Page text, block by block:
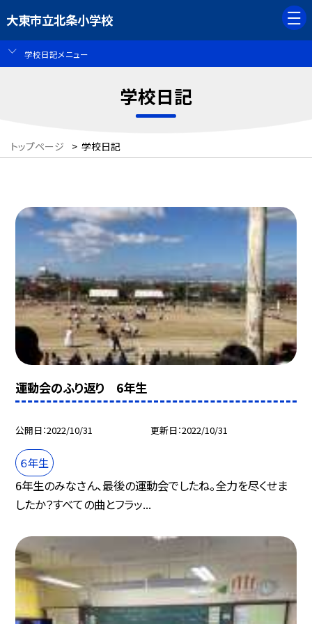
大東市立北条小学校
学校日記メニュー
学校日記
トップページ > 学校日記
運動会のふり返り 6年生
公開日 2022/10/31 更新日 2022/10/31
６年生
6年生のみなさん、最後の運動会でしたね。全力を尽くせま
したか？すべての曲とフラッ...